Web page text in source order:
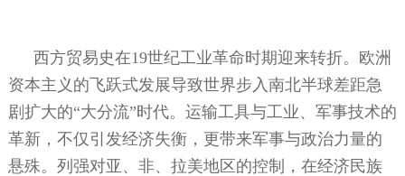
西方贸易史在19世纪工业革命时期迎来转折。欧洲
资本主义的飞跃式发展导致世界步入南北半球差距急
剧扩大的“大分流”时代。运输工具与工业、军事技术的
革新，不仅引发经济失衡，更带来军事与政治力量的
悬殊。列强对亚、非、拉美地区的控制，在经济民族